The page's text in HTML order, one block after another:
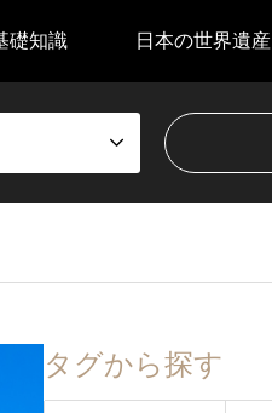
礎知識 日本の世界遺産
タグから探す